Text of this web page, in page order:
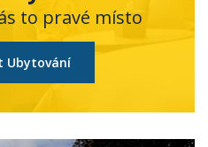
to pravé místo
Ubytování